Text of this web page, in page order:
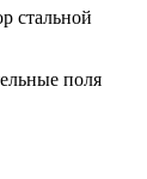
стальной
поля